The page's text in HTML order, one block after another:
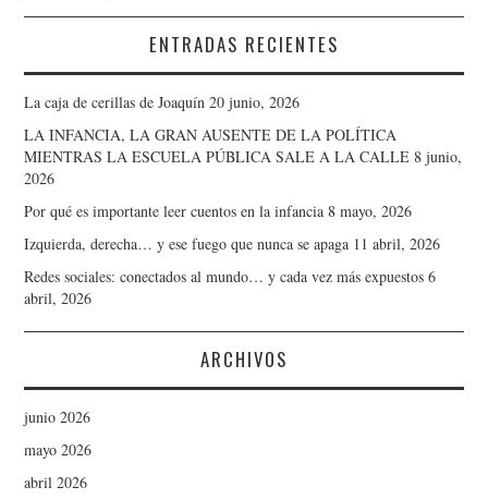
ENTRADAS RECIENTES
La caja de cerillas de Joaquín 20 junio, 2026
LA INFANCIA, LA GRAN AUSENTE DE LA POLÍTICA
MIENTRAS LA ESCUELA PÚBLICA SALE A LA CALLE 8 junio,
2026
Por qué es importante leer cuentos en la infancia 8 mayo, 2026
Izquierda, derecha… y ese fuego que nunca se apaga 11 abril, 2026
Redes sociales: conectados al mundo… y cada vez más expuestos 6
abril, 2026
ARCHIVOS
junio 2026
mayo 2026
abril 2026